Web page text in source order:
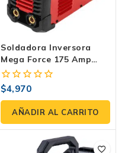
Soldadora Inversora
Mega Force 175 Amp
Marca Lincoln
0
fuera
5
$4,970
AÑADIR AL CARRITO